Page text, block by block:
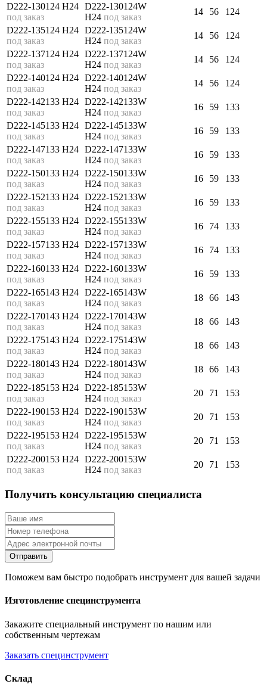
D222-130124 H24
под заказ
D222-130124W
H24 под заказ
14 56
124
D222-135124 H24
под заказ
D222-135124W
H24 под заказ
14 56
124
D222-137124 H24
под заказ
D222-137124W
H24 под заказ
14 56
124
D222-140124 H24
под заказ
D222-140124W
H24 под заказ
14 56
124
D222-142133 H24
под заказ
D222-142133W
H24 под заказ
16 59
133
D222-145133 H24
под заказ
D222-145133W
H24 под заказ
16 59
133
D222-147133 H24
под заказ
D222-147133W
H24 под заказ
16 59
133
D222-150133 H24
под заказ
D222-150133W
H24 под заказ
16 59
133
D222-152133 H24
под заказ
D222-152133W
H24 под заказ
16 59
133
D222-155133 H24
под заказ
D222-155133W
H24 под заказ
16 74
133
D222-157133 H24
под заказ
D222-157133W
H24 под заказ
16 74
133
D222-160133 H24
под заказ
D222-160133W
H24 под заказ
16 59
133
D222-165143 H24
под заказ
D222-165143W
H24 под заказ
18 66
143
D222-170143 H24
под заказ
D222-170143W
H24 под заказ
18 66
143
D222-175143 H24
под заказ
D222-175143W
H24 под заказ
18 66
143
D222-180143 H24
под заказ
D222-180143W
H24 под заказ
18 66
143
D222-185153 H24
под заказ
D222-185153W
H24 под заказ
20 71
153
D222-190153 H24
под заказ
D222-190153W
H24 под заказ
20 71
153
D222-195153 H24
под заказ
D222-195153W
H24 под заказ
20 71
153
D222-200153 H24
под заказ
D222-200153W
H24 под заказ
20 71 153
Получить консультацию специалиста
Отправить
Поможем вам быстро подобрать инструмент для вашей задачи
Изготовление специнструмента
Закажите специальный инструмент по нашим или
собственным чертежам
Заказать специнструмент
Склад